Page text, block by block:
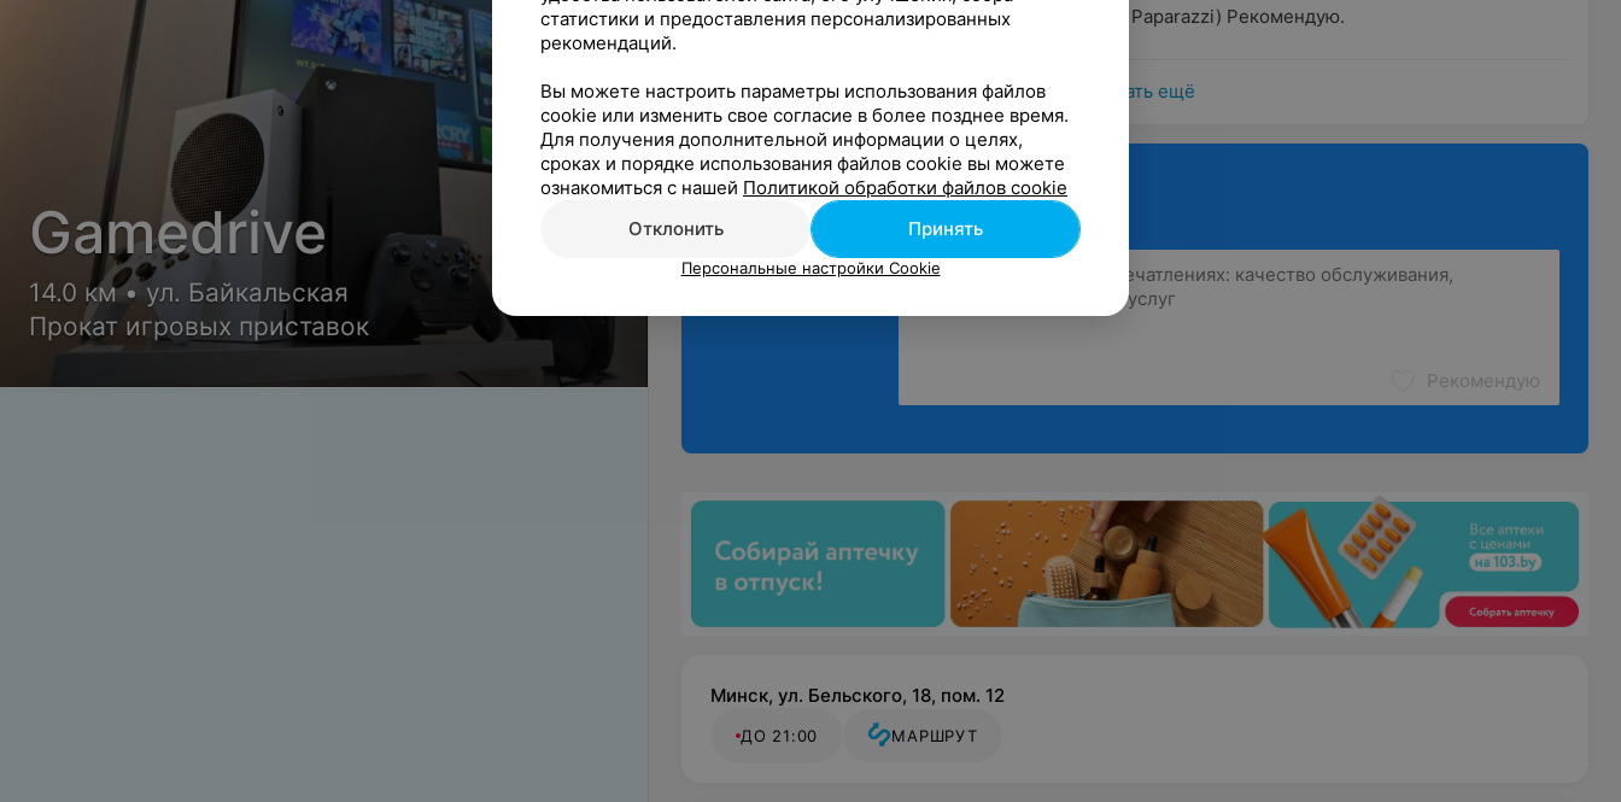
очень приятно работать с Paparazzi) Рекомендую.
Показать ещё
Поделитесь
Рекомендую
Минск, ул. Бельского, 18, пом. 12
ДО 21:00 МАРШРУТ
Gamedrive
14.0 км • ул. Байкальская
Прокат игровых приставок
статистики и предоставления персонализированных
рекомендаций.
Вы можете настроить параметры использования файлов
cookie или изменить свое согласие в более позднее время.
Для получения дополнительной информации о целях,
сроках и порядке использования файлов cookie вы можете
ознакомиться с нашей Политикой обработки файлов cookie
Отклонить
Принять
Персональные настройки Cookie